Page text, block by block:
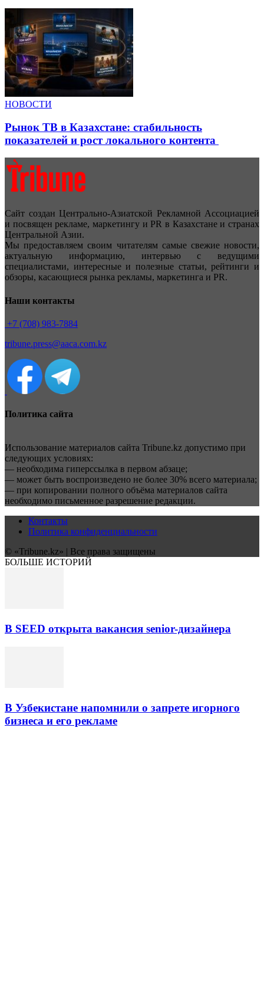
НОВОСТИ
Рынок ТВ в Казахстане: стабильность
показателей и рост локального контента
Сайт создан Центрально-Азиатской Рекламной Ассоциацией
и посвящен рекламе, маркетингу и PR в Казахстане и странах
Центральной Азии.
Мы предоставляем своим читателям самые свежие новости,
актуальную информацию, интервью с ведущими
специалистами, интересные и полезные статьи, рейтинги и
обзоры, касающиеся рынка рекламы, маркетинга и PR.
Наши контакты
+7 (708) 983-7884
tribune.press@aaca.com.kz
Политика сайта
Использование материалов сайта Tribune.kz допустимо при
следующих условиях:
— необходима гиперссылка в первом абзаце;
— может быть воспроизведено не более 30% всего материала;
— при копировании полного объёма материалов сайта
необходимо письменное разрешение редакции.
Контакты
Политика конфиденциальности
© «Tribune.kz» | Все права защищены
БОЛЬШЕ ИСТОРИЙ
В SEED открыта вакансия senior-дизайнера
В Узбекистане напомнили о запрете игорного
бизнеса и его рекламе